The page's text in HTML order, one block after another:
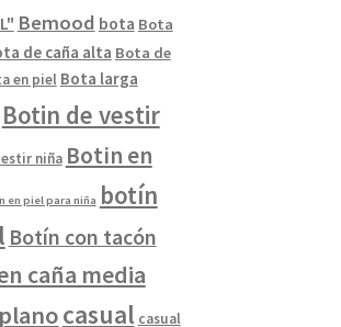
Bemood bota Bota
de caña alta Bota de
en piel Bota larga
Botin de vestir
niña Botin en
en piel para niña botín
Botín con tacón
caña media
casual casual